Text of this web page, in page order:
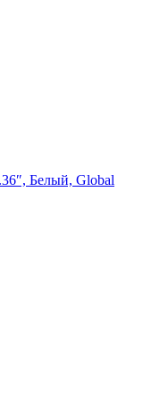
Белый, Global